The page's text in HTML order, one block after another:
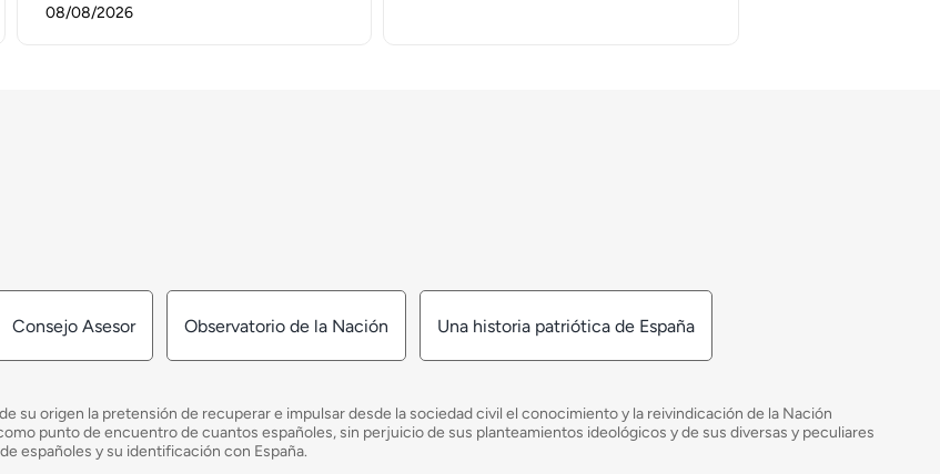
08/08/2026
Consejo Asesor Observatorio de la Nación Una historia patriótica de España
su origen la pretensión de recuperar e impulsar desde la sociedad civil el conocimiento y la reivindicación de la Nación
punto de encuentro de cuantos españoles, sin perjuicio de sus planteamientos ideológicos y de sus diversas y peculiares
españoles y su identificación con España.